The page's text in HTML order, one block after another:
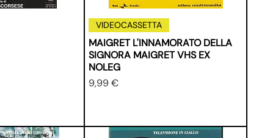
VIDEOCASSETTA
MAIGRET L'INNAMORATO DELLA
SIGNORA MAIGRET VHS EX
NOLEG
Prezzo
9,99 €